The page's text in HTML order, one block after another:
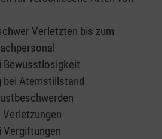
Verletzten bis zum
Bewusstlosigkeit
bei Atemstillstand
Verletzungen
Vergiftungen